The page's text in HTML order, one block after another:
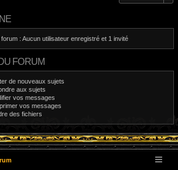
: Aucun utilisateur enregistré et 1 invité
FORUM
de nouveaux sujets
aux sujets
vos messages
vos messages
des fichiers